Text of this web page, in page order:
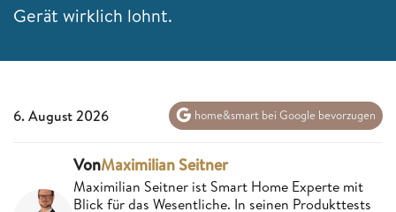
Gerät wirklich lohnt.
6. August 2026 home&smart bei Google bevorzugen
VonMaximilian Seitner
Maximilian Seitner ist Smart Home Experte mit
Blick für das Wesentliche. In seinen Produkttests